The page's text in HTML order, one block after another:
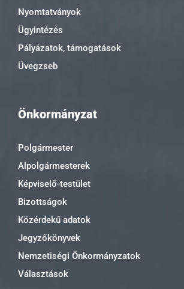
Nyomtatványok
Ügyintézés
Pályázatok, támogatások
Üvegzseb
Önkormányzat
Polgármester
Alpolgármesterek
Képviselő-testület
Bizottságok
Közérdekű adatok
Jegyzőkönyvek
Nemzetiségi Önkormányzatok
Választások